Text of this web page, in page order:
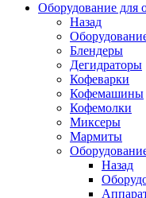
Оборудование для
Назад
Блендеры
Дегидраторы
Кофеварки
Кофемашины
Кофемолки
Миксеры
Мармиты
Назад